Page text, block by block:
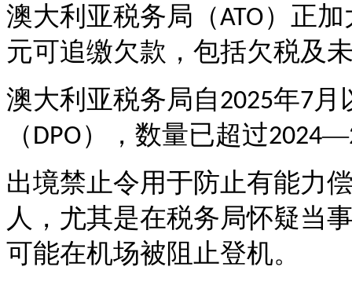
澳大利亚税务局（ATO）正
元可追缴欠款，包括欠税及
澳大利亚税务局自2025年7月
（ DPO），数量已超过2024—
出境禁止令用于防止有能力
人，尤其是在税务局怀疑当
可能在机场被阻止登机。